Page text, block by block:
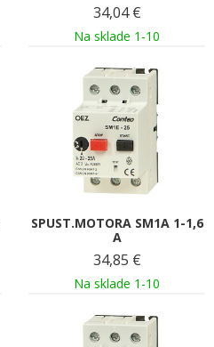
34,04 €
Na sklade 1-10
SPUST.MOTORA SM1A 1-1,6
A
34,85 €
Na sklade 1-10